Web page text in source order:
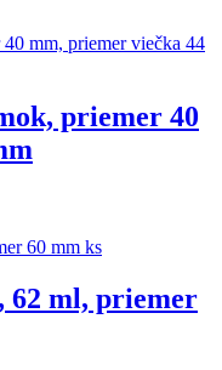
priemer 40
62 ml, priemer